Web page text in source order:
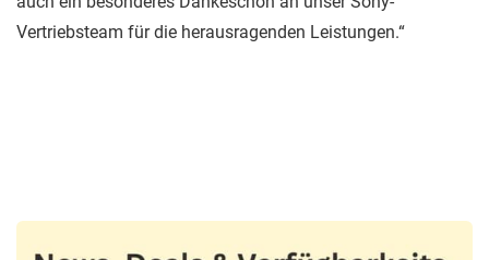
Vertriebsteam für die herausragenden Leistungen.“